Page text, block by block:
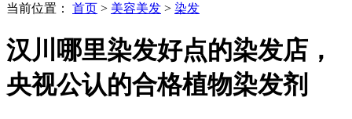
当前位置： 首页 > 美容美发 > 染发
汉川哪里染发好点的染发店，
央视公认的合格植物染发剂